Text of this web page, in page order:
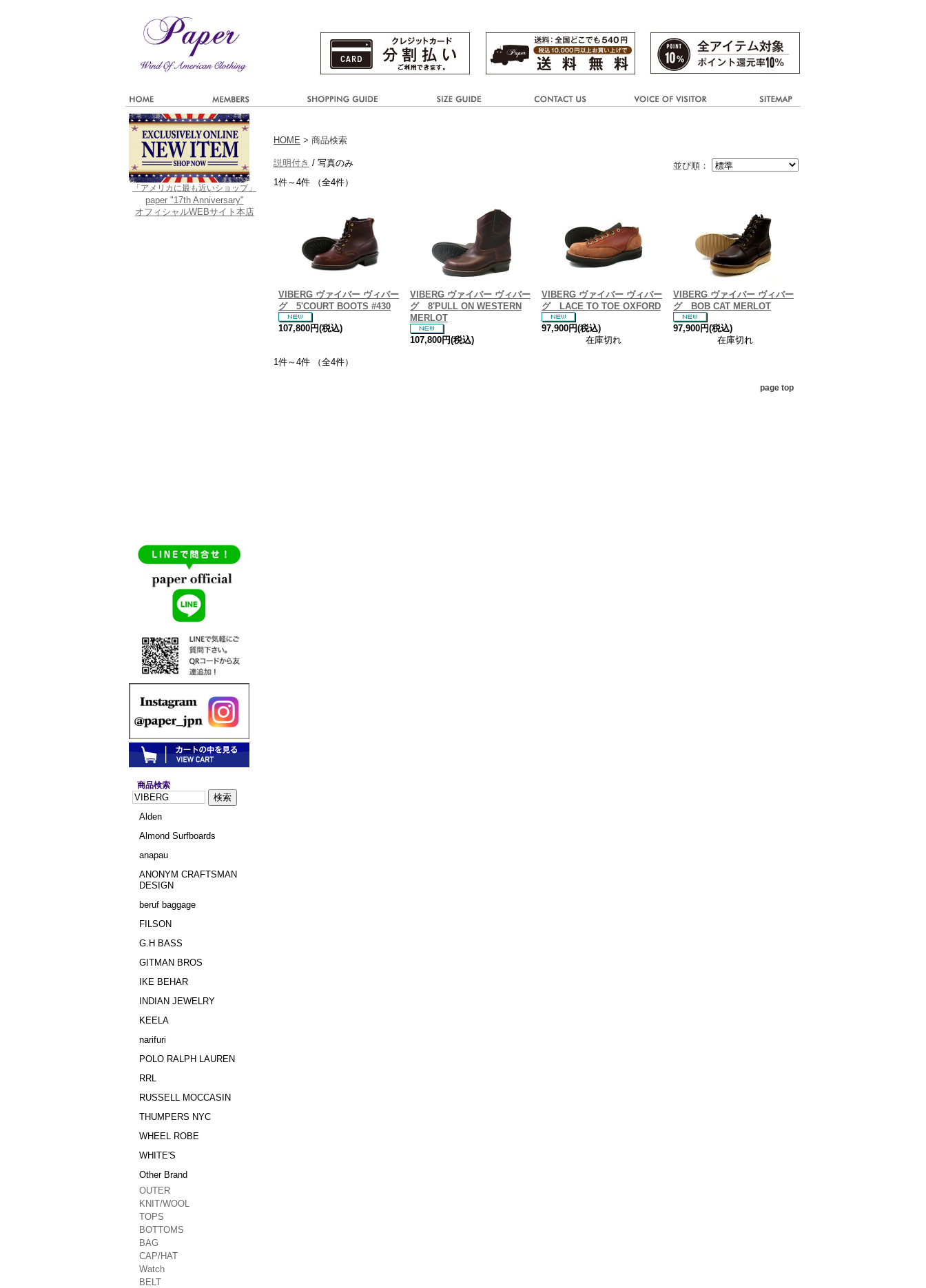
「アメリカに最も近いショップ」
paper "17th Anniversary"
オフィシャルWEBサイト本店
商品検索
Alden
Almond Surfboards
anapau
ANONYM CRAFTSMAN
DESIGN
beruf baggage
FILSON
G.H BASS
GITMAN BROS
IKE BEHAR
INDIAN JEWELRY
KEELA
narifuri
POLO RALPH LAUREN
RRL
RUSSELL MOCCASIN
THUMPERS NYC
WHEEL ROBE
WHITE'S
Other Brand
OUTER
KNIT/WOOL
TOPS
BOTTOMS
BAG
CAP/HAT
Watch
BELT
HOME > 商品検索
並び順：
説明付き / 写真のみ
1件～4件 （全4件）
VIBERG ヴァイバー ヴィバー
グ 5'COURT BOOTS #430
107,800円(税込)
VIBERG ヴァイバー ヴィバー
グ 8'PULL ON WESTERN
MERLOT
107,800円(税込)
VIBERG ヴァイバー ヴィバー
グ LACE TO TOE OXFORD
97,900円(税込)
在庫切れ
VIBERG ヴァイバー ヴィバー
グ BOB CAT MERLOT
97,900円(税込)
在庫切れ
1件～4件 （全4件）
page top